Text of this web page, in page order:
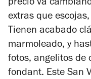
precio va
extras que
Tienen acabado
marmoleado, y
fotos, angelitos de
fondant. Este San